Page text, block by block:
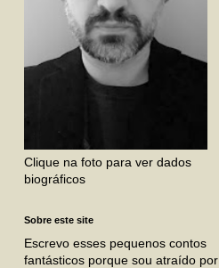
Clique na foto para ver dados
biográficos
Sobre este site
Escrevo esses pequenos contos
fantásticos porque sou atraído por